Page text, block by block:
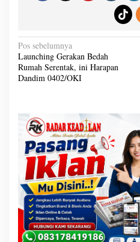
N
a
v
i
g
a
o
Pos sebelumnya
Launching Gerakan Bedah
Rumah Serentak, ini Harapan
Dandim 0402/OKI